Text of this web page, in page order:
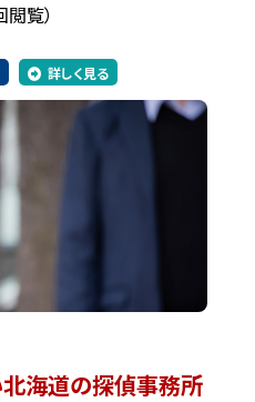
覧）
詳しく見る
海道の探偵事務所